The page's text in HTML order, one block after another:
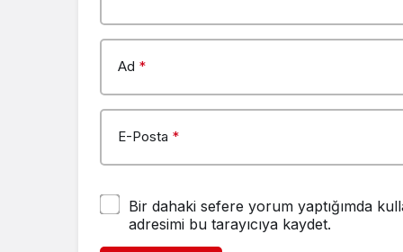
Ad *
E-Posta *
Bir dahaki sefere yorum yaptığımda
adresimi bu tarayıcıya kaydet.